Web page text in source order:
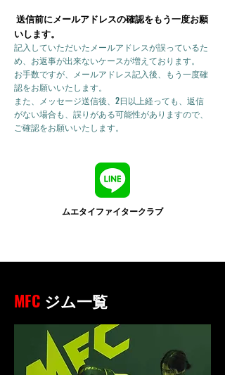
送信前にメールアドレスの確認をもう一度お願
いします。
記入していただいたメールアドレスが誤っているた
め、お返事が出来ないケースが増えております。
お手数ですが、メールアドレス記入後、もう一度確
認をお願いいたします。
また、メッセージ送信後、2日以上経っても、返信
がない場合も、誤りがある可能性がありますので、
ご確認をお願いいたします。
ムエタイファイタークラブ
MFC ジム一覧